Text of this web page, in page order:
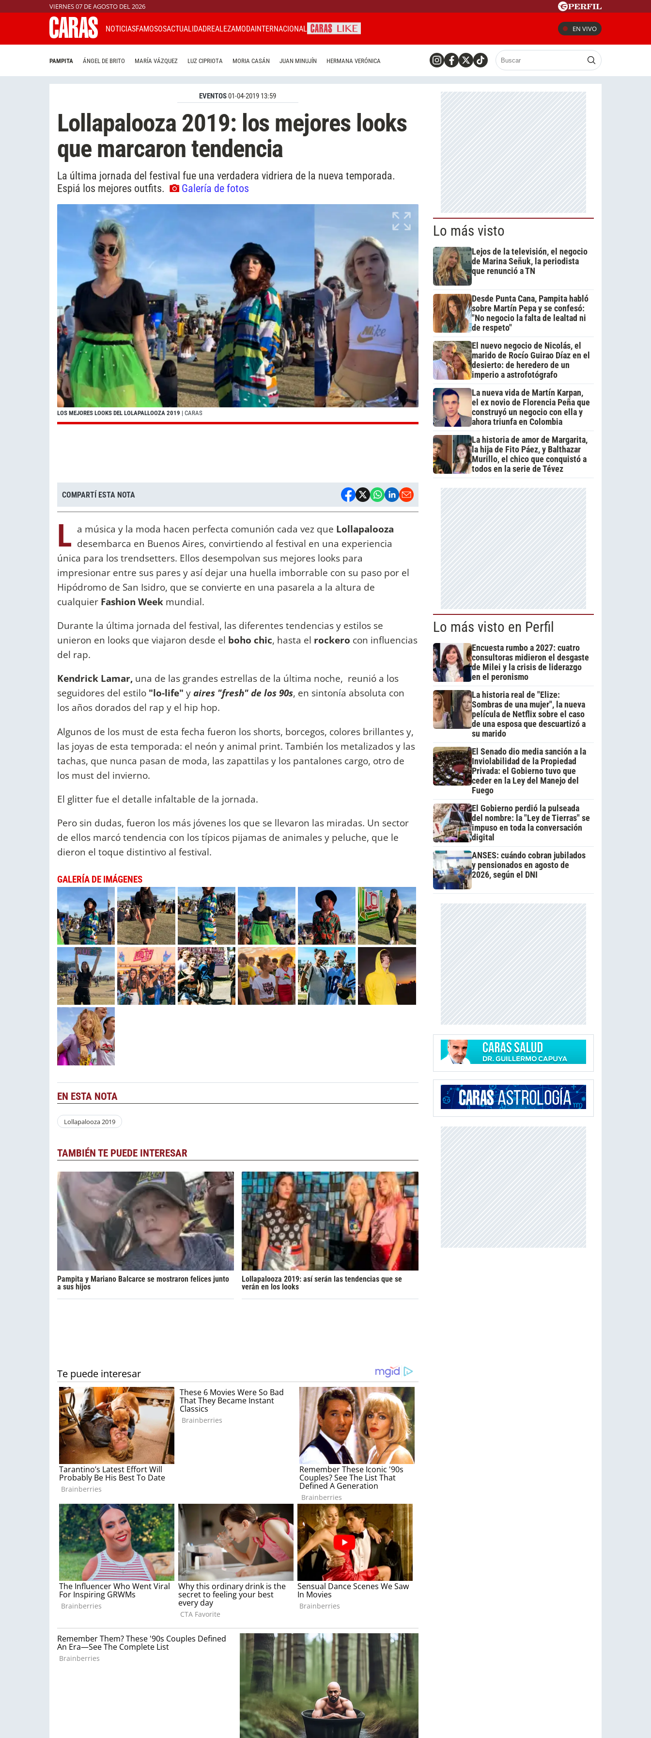
VIERNES 07 DE AGOSTO DEL 2026
NOTICIASFAMOSOSACTUALIDADREALEZAMODAINTERNACIONAL EN VIVO
PAMPITA ÁNGEL DE BRITO MARÍA VÁZQUEZ LUZ CIPRIOTA MORIA CASÁN JUAN MINUJÍN HERMANA VERÓNICA
EVENTOS01-04-2019 13:59
Lollapalooza 2019: los mejores looks
que marcaron tendencia
La última jornada del festival fue una verdadera vidriera de la nueva temporada.
Espiá los mejores outfits.
Galería de fotos
LOS MEJORES LOOKS DEL LOLAPALLOOZA 2019 | CARAS
COMPARTÍ ESTA NOTA
L a música y la moda hacen perfecta comunión cada vez que Lollapalooza
desembarca en Buenos Aires, convirtiendo al festival en una experiencia
única para los trendsetters. Ellos desempolvan sus mejores looks para
impresionar entre sus pares y así dejar una huella imborrable con su paso por el
Hipódromo de San Isidro, que se convierte en una pasarela a la altura de
cualquier Fashion Week mundial.
Durante la última jornada del festival, las diferentes tendencias y estilos se
unieron en looks que viajaron desde el boho chic, hasta el rockero con influencias
del rap.
Kendrick Lamar, una de las grandes estrellas de la última noche, reunió a los
seguidores del estilo "lo-life" yaires "fresh" de los 90s, en sintonía absoluta con
los años dorados del rap y el hip hop.
Algunos de los must de esta fecha fueron los shorts, borcegos, colores brillantes y,
las joyas de esta temporada: el neón y animal print. También los metalizados y las
tachas, que nunca pasan de moda, las zapattilas y los pantalones cargo, otro de
los must del invierno.
El glitter fue el detalle infaltable de la jornada.
Pero sin dudas, fueron los más jóvenes los que se llevaron las miradas. Un sector
de ellos marcó tendencia con los típicos pijamas de animales y peluche, que le
dieron el toque distintivo al festival.
GALERÍA DE IMÁGENES
EN ESTA NOTA
Lollapalooza 2019
TAMBIÉN TE PUEDE INTERESAR
Pampita y Mariano Balcarce se mostraron felices junto
a sus hijos
Lollapalooza 2019: así serán las tendencias que se
verán en los looks
Lo más visto
Lejos de la televisión, el negocio
de Marina Señuk, la periodista
que renunció a TN
Desde Punta Cana, Pampita habló
sobre Martín Pepa y se confesó:
"No negocio la falta de lealtad ni
de respeto"
El nuevo negocio de Nicolás, el
marido de Rocío Guirao Díaz en el
desierto: de heredero de un
imperio a astrofotógrafo
La nueva vida de Martín Karpan,
el ex novio de Florencia Peña que
construyó un negocio con ella y
ahora triunfa en Colombia
La historia de amor de Margarita,
la hija de Fito Páez, y Balthazar
Murillo, el chico que conquistó a
todos en la serie de Tévez
Lo más visto en Perfil
Encuesta rumbo a 2027: cuatro
consultoras midieron el desgaste
de Milei y la crisis de liderazgo
en el peronismo
La historia real de "Elize:
Sombras de una mujer", la nueva
película de Netflix sobre el caso
de una esposa que descuartizó a
su marido
El Senado dio media sanción a la
Inviolabilidad de la Propiedad
Privada: el Gobierno tuvo que
ceder en la Ley del Manejo del
Fuego
El Gobierno perdió la pulseada
del nombre: la "Ley de Tierras" se
impuso en toda la conversación
digital
ANSES: cuándo cobran jubilados
y pensionados en agosto de
2026, según el DNI